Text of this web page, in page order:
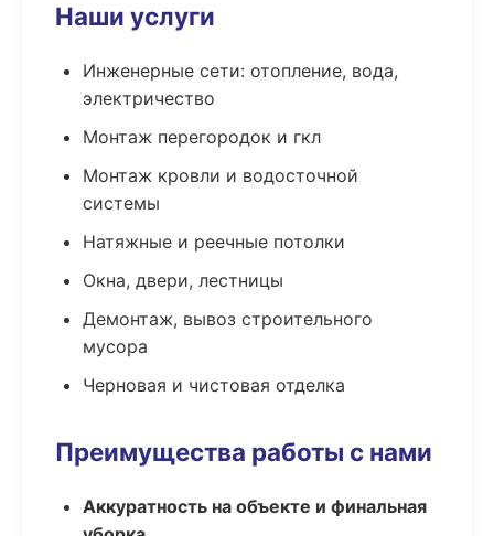
Наши услуги
Инженерные сети: отопление, вода,
электричество
Монтаж перегородок и гкл
Монтаж кровли и водосточной
системы
Натяжные и реечные потолки
Окна, двери, лестницы
Демонтаж, вывоз строительного
мусора
Черновая и чистовая отделка
Преимущества работы с нами
Аккуратность на объекте и финальная